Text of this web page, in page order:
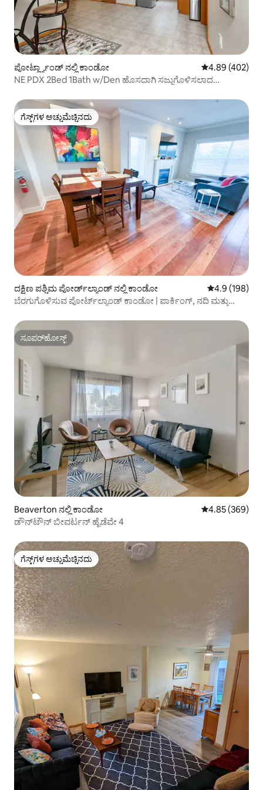
ಪೋರ್ಟ್ಲ್ಯಾಂಡ್ ನಲ್ಲಿ ಕಾಂಡೋ 5 ರಲ್ಲಿ 4.89
4.89 (402)
NE PDX 2Bed 1Bath w/Den ಹೊಸದಾಗಿ ಸಜ್ಜುಗೊಳಿಸಲಾದ
ಗೆಸ್ಟ್‌ಗಳ ಅಚ್ಚುಮೆಚ್ಚಿನದು
ಗೆಸ್ಟ್‌ಗಳ ಅಚ್ಚುಮೆಚ್ಚಿನದು
ದಕ್ಷಿಣ ಪಶ್ಚಿಮ ಪೋರ್ಡ್‌ಲ್ಯಾಂಡ್ ನಲ್ಲಿ ಕಾಂಡೋ 5 ರಲ್ಲಿ 4.9
4.9 (198)
ಬೆರಗುಗೊಳಿಸುವ ಪೋರ್ಟ್‌ಲ್ಯಾಂಡ್ ಕಾಂಡೋ | ಪಾರ್ಕಿಂಗ್, ನದಿ ಮತ್ತು
ಸೂಪರ್‌ಹೋಸ್ಟ್
ಸೂಪರ್‌ಹೋಸ್ಟ್
Beaverton ನಲ್ಲಿ ಕಾಂಡೋ 5 ರಲ್ಲಿ 4.85
4.85 (369)
ಡೌನ್‌ಟೌನ್ ಬೀವರ್ಟನ್ ಹೈಡೆವೇ 4
ಗೆಸ್ಟ್‌ಗಳ ಅಚ್ಚುಮೆಚ್ಚಿನದು
ಗೆಸ್ಟ್‌ಗಳ ಅಚ್ಚುಮೆಚ್ಚಿನದು